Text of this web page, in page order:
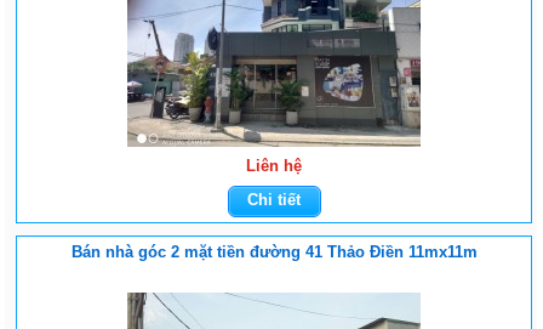
Liên hệ
Chi tiết
Bán nhà góc 2 mặt tiền đường 41 Thảo Điền 11mx11m